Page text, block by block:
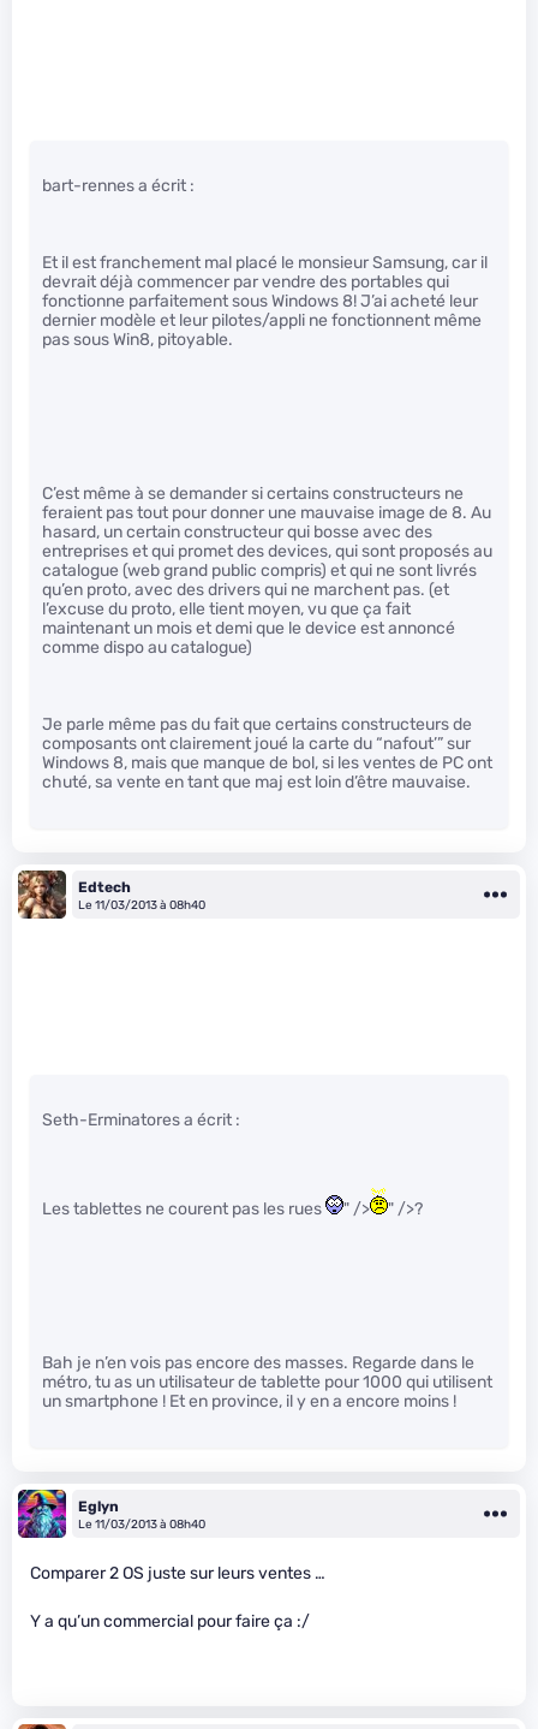
bart-rennes a écrit :
Et il est franchement mal placé le monsieur Samsung, car il
devrait déjà commencer par vendre des portables qui
fonctionne parfaitement sous Windows 8! J’ai acheté leur
dernier modèle et leur pilotes/appli ne fonctionnent même
pas sous Win8, pitoyable.
C’est même à se demander si certains constructeurs ne
feraient pas tout pour donner une mauvaise image de 8. Au
hasard, un certain constructeur qui bosse avec des
entreprises et qui promet des devices, qui sont proposés au
catalogue (web grand public compris) et qui ne sont livrés
qu’en proto, avec des drivers qui ne marchent pas. (et
l’excuse du proto, elle tient moyen, vu que ça fait
maintenant un mois et demi que le device est annoncé
comme dispo au catalogue)
Je parle même pas du fait que certains constructeurs de
composants ont clairement joué la carte du “nafout’” sur
Windows 8, mais que manque de bol, si les ventes de PC ont
chuté, sa vente en tant que maj est loin d’être mauvaise.
Edtech
Le 11/03/2013 à 08h40
Seth-Erminatores a écrit :
Les tablettes ne courent pas les rues " /> " />?
Bah je n’en vois pas encore des masses. Regarde dans le
métro, tu as un utilisateur de tablette pour 1000 qui utilisent
un smartphone ! Et en province, il y en a encore moins !
Eglyn
Le 11/03/2013 à 08h40
Comparer 2 OS juste sur leurs ventes …
Y a qu’un commercial pour faire ça :/